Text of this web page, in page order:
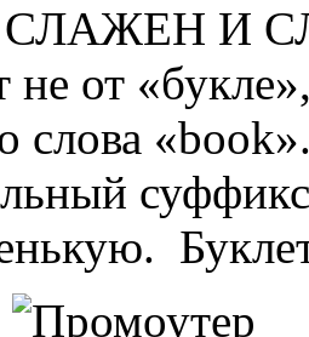
И
не от
слова